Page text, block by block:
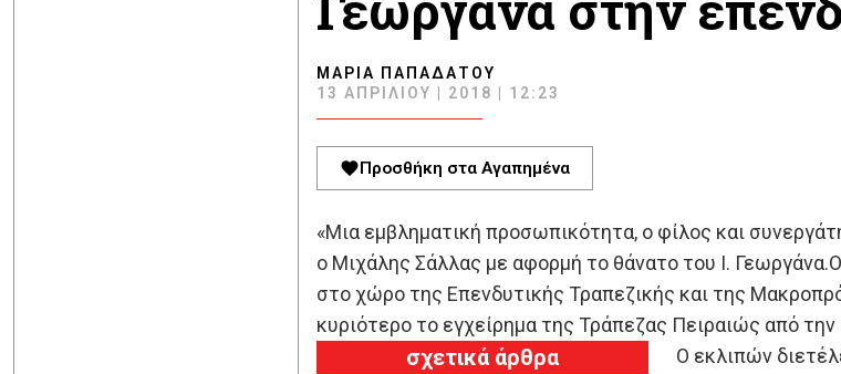
ΜΑΡΊΑ ΠΑΠΑΔΆΤΟΥ
13 ΑΠΡΙΛΊΟΥ | 2018 | 12:23
Προσθήκη στα Αγαπημένα
«Μια εμβληματική προσωπικότητα, ο φίλος και
ο Μιχάλης Σάλλας με αφορμή το θάνατο του Ι.
στο χώρο της Επενδυτικής Τραπεζικής και της
κυριότερο το εγχείρημα της Τράπεζας Πειραιώς από
σχετικά άρθρα
Ο εκλιπών